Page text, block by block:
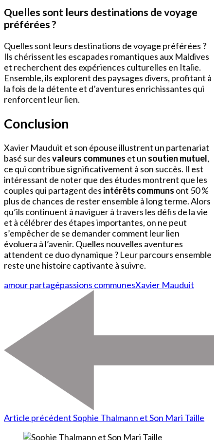
Quelles sont leurs destinations de voyage
préférées ?
Quelles sont leurs destinations de voyage préférées ?
Ils chérissent les escapades romantiques aux Maldives
et recherchent des expériences culturelles en Italie.
Ensemble, ils explorent des paysages divers, profitant à
la fois de la détente et d’aventures enrichissantes qui
renforcent leur lien.
Conclusion
Xavier Mauduit et son épouse illustrent un partenariat
basé sur desvaleurs communes et un soutien mutuel,
ce qui contribue significativement à son succès. Il est
intéressant de noter que des études montrent que les
couples qui partagent des intérêts communs ont 50 %
plus de chances de rester ensemble à long terme. Alors
qu’ils continuent à naviguer à travers les défis de la vie
et à célébrer des étapes importantes, on ne peut
s’empêcher de se demander comment leur lien
évoluera à l’avenir. Quelles nouvelles aventures
attendent ce duo dynamique ? Leur parcours ensemble
reste une histoire captivante à suivre.
amour partagépassions communesXavier Mauduit
Article précédentSophie Thalmann et Son Mari Taille